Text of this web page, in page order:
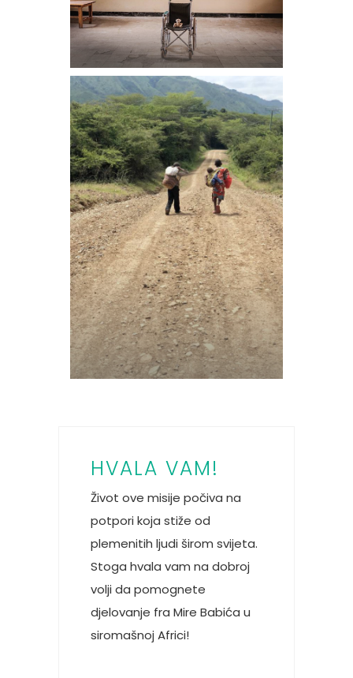
HVALA VAM!
Život ove misije počiva na
potpori koja stiže od
plemenitih ljudi širom svijeta.
Stoga hvala vam na dobroj
volji da pomognete
djelovanje fra Mire Babića u
siromašnoj Africi!